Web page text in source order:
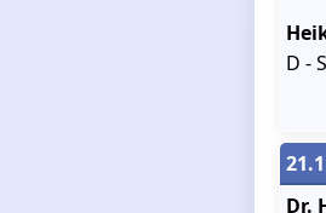
D -
Dr.